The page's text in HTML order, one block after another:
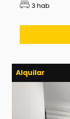
3 hab
Alquilar